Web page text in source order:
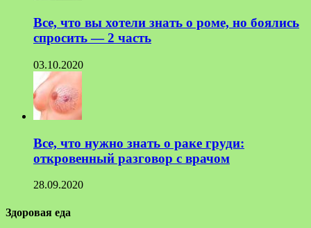
Все, что вы хотели знать о роме, но боялись
спросить — 2 часть
03.10.2020
Все, что нужно знать о раке груди:
откровенный разговор с врачом
28.09.2020
Здоровая еда